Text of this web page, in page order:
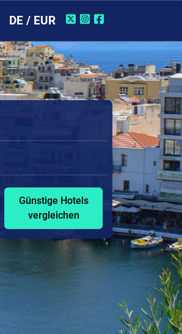
DE / EUR
Günstige Hotels
vergleichen